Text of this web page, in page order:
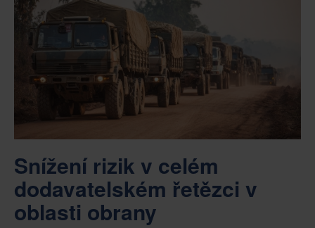
Snížení rizik v celém
dodavatelském řetězci v
oblasti obrany